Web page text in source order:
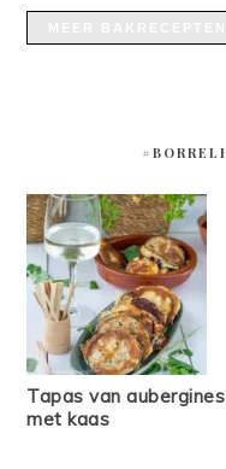
Tapas van aubergines
met kaas